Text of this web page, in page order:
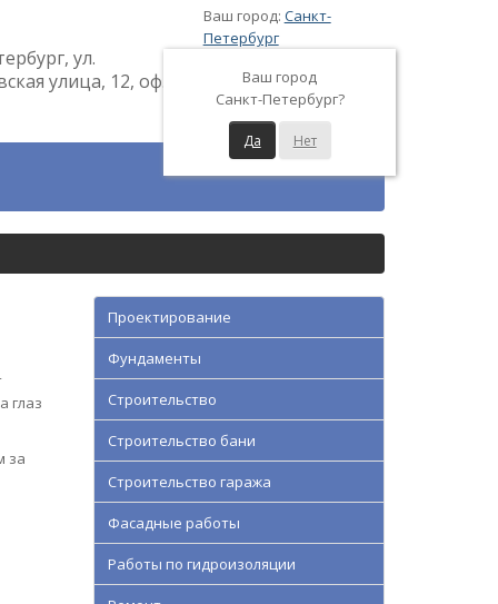
ул.
улица, 12, оф.
Ваш город: Санкт-
Петербург
Ваш город
Санкт-Петербург?
Да Нет
глаз
за
Проектирование
Фундаменты
Строительство
Строительство бани
Строительство гаража
Фасадные работы
Работы по гидроизоляции